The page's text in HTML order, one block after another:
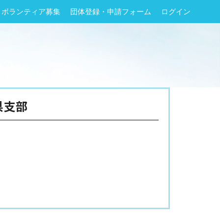
ボランティア募集 団体登録・申請フォーム ログイン
支部